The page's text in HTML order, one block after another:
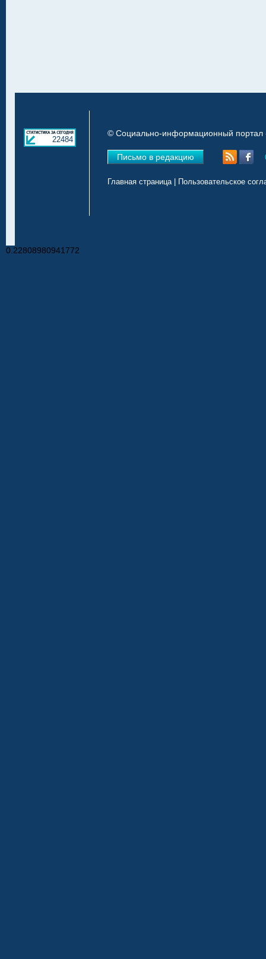
22484
© Социально-информационный портал
Письмо в редакцию
Главная страница| Пользовательское
0.22808980941772